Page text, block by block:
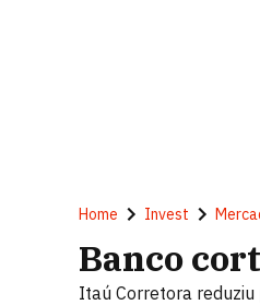
Home Invest
Banco
Itaú Corretora